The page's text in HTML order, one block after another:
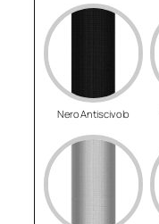
Nero Antiscivolo